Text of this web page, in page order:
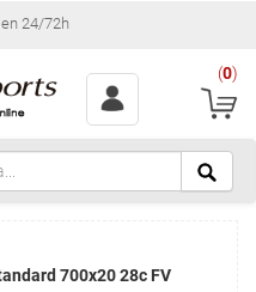
24/72h
(0)
700x20 28c FV